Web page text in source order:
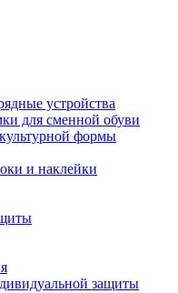
устройства
для сменной обуви
формы
и наклейки
защиты